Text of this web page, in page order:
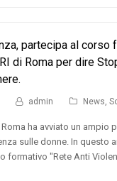
partecipa al corso
di Roma per dire
admin News,
ha avviato un ampio
sulle donne. In questo
formativo "Rete Anti